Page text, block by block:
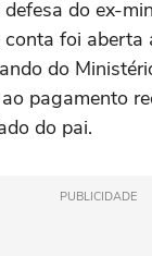
do ex-
conta foi aberta
do
pagamento
do pai.
PUBLICIDADE